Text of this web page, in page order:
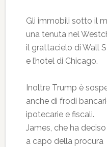
Gli immobili sotto il
una tenuta nel
il grattacielo di Wall
e l’hotel di Chicago.
Inoltre Trump è
anche di frodi
ipotecarie e fiscali.
James, che ha
a capo della procura